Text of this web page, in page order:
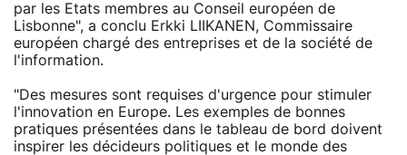
par les Etats membres au Conseil européen de
Lisbonne", a conclu Erkki LIIKANEN, Commissaire
européen chargé des entreprises et de la société de
l'information.
"Des mesures sont requises d'urgence pour stimuler
l'innovation en Europe. Les exemples de bonnes
pratiques présentées dans le tableau de bord doivent
inspirer les décideurs politiques et le monde des